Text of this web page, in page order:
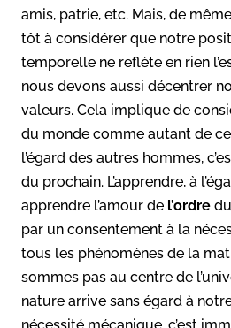
amis, patrie, etc. Mais, de
tôt à considérer que notre
temporelle ne reflète en rien
nous devons aussi décentrer
valeurs. Cela implique de
du monde comme autant de
l’égard des autres hommes,
du prochain. L’apprendre, à
apprendre l’amour de l’ordre
par un consentement à la
tous les phénomènes de la
sommes pas au centre de
nature arrive sans égard à